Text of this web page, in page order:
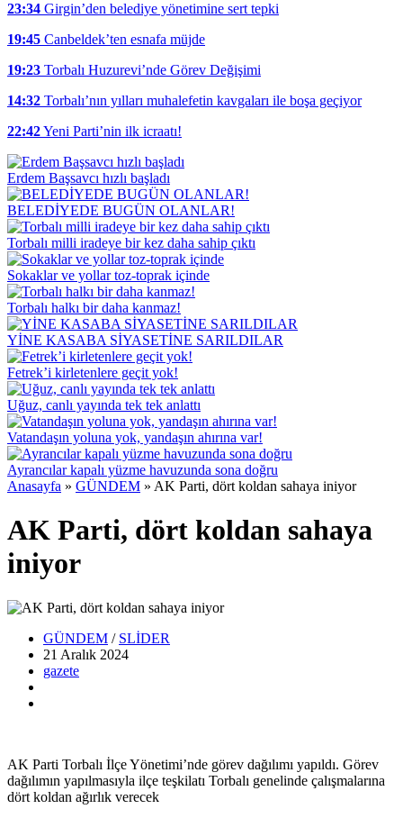
23:34 Girgin’den belediye yönetimine sert tepki
19:45 Canbeldek’ten esnafa müjde
19:23 Torbalı Huzurevi’nde Görev Değişimi
14:32 Torbalı’nın yılları muhalefetin kavgaları ile boşa geçiyor
22:42Yeni Parti’nin ilk icraatı!
Erdem Başsavcı hızlı başladı
BELEDİYEDE BUGÜN OLANLAR!
Torbalı milli iradeye bir kez daha sahip çıktı
Sokaklar ve yollar toz-toprak içinde
Torbalı halkı bir daha kanmaz!
YİNE KASABA SİYASETİNE SARILDILAR
Fetrek’i kirletenlere geçit yok!
Uğuz, canlı yayında tek tek anlattı
Vatandaşın yoluna yok, yandaşın ahırına var!
Ayrancılar kapalı yüzme havuzunda sona doğru
Anasayfa » GÜNDEM » AK Parti, dört koldan sahaya iniyor
AK Parti, dört koldan sahaya
iniyor
GÜNDEM / SLİDER
21 Aralık 2024
gazete
AK Parti Torbalı İlçe Yönetimi’nde görev dağılımı yapıldı. Görev
dağılımın yapılmasıyla ilçe teşkilatı Torbalı genelinde çalışmalarına
dört koldan ağırlık verecek